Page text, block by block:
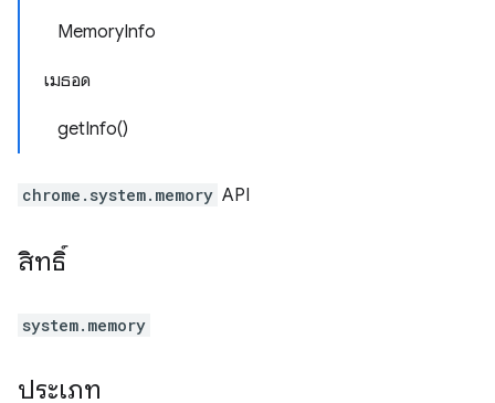
MemoryInfo
เมธอด
getInfo()
chrome.system.memory API
สิทธิ์
system.memory
ประเภท